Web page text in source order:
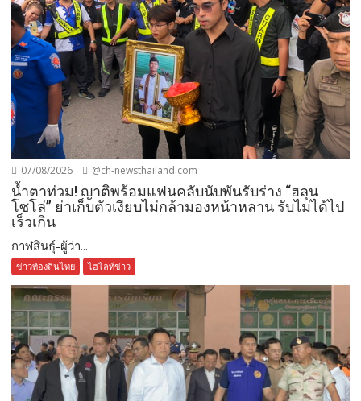
07/08/2026 @ch-newsthailand.com
น้ำตาท่วม! ญาติพร้อมแฟนคลับนับพันรับร่าง “ฮลุน
โซโล่” ย่าเก็บตัวเงียบไม่กล้ามองหน้าหลาน รับไม่ได้ไป
เร็วเกิน
กาฬสินธุ์-ผู้ว่า...
ข่าวท้องถิ่นไทย ไฮไลท์ข่าว